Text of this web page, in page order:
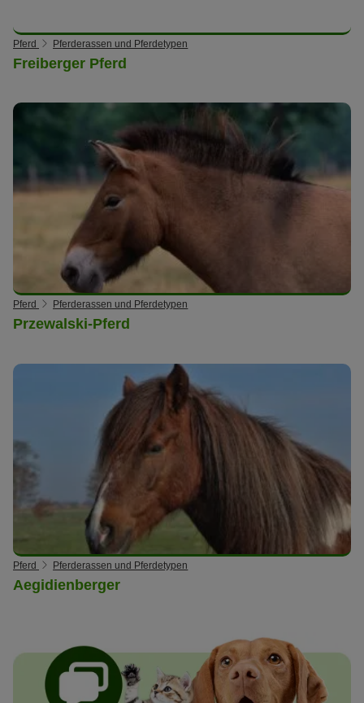
Pferd Pferderassen und Pferdetypen
Freiberger Pferd
Pferd Pferderassen und Pferdetypen
Przewalski-Pferd
Pferd Pferderassen und Pferdetypen
Aegidienberger